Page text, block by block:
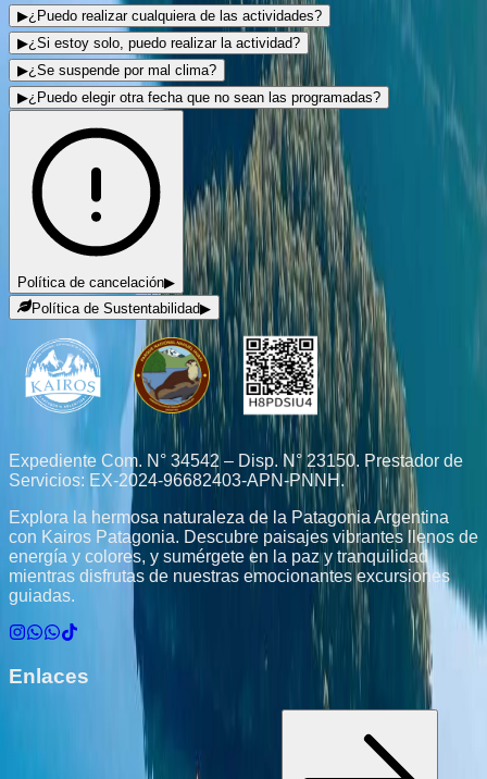
▶¿Puedo realizar cualquiera de las actividades?
▶¿Si estoy solo, puedo realizar la actividad?
▶¿Se suspende por mal clima?
▶¿Puedo elegir otra fecha que no sean las programadas?
Política de cancelación▶
Política de Sustentabilidad▶
Expediente Com. N° 34542 – Disp. N° 23150. Prestador de
Servicios: EX-2024-96682403-APN-PNNH.
Explora la hermosa naturaleza de la Patagonia Argentina
con Kairos Patagonia. Descubre paisajes vibrantes llenos de
energía y colores, y sumérgete en la paz y tranquilidad
mientras disfrutas de nuestras emocionantes excursiones
guiadas.
Enlaces